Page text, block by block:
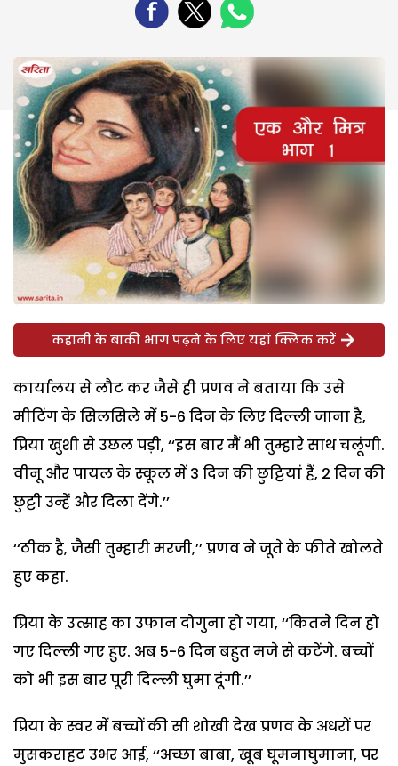
कहानी के बाकी भाग पढ़ने के लिए यहां क्लिक करें
कार्यालय से लौट कर जैसे ही प्रणव ने बताया कि उसे
मीटिंग के सिलसिले में 5-6 दिन के लिए दिल्ली जाना है,
प्रिया खुशी से उछल पड़ी, ‘‘इस बार मैं भी तुम्हारे साथ चलूंगी.
वीनू और पायल के स्कूल में 3 दिन की छुट्टियां हैं, 2 दिन की
छुट्टी उन्हें और दिला देंगे.’’
‘‘ठीक है, जैसी तुम्हारी मरजी,’’ प्रणव ने जूते के फीते खोलते
हुए कहा.
प्रिया के उत्साह का उफान दोगुना हो गया, ‘‘कितने दिन हो
गए दिल्ली गए हुए. अब 5-6 दिन बहुत मजे से कटेंगे. बच्चों
को भी इस बार पूरी दिल्ली घुमा दूंगी.’’
प्रिया के स्वर में बच्चों की सी शोखी देख प्रणव के अधरों पर
मुसकराहट उभर आई, ‘‘अच्छा बाबा, खूब घूमनाघुमाना, पर